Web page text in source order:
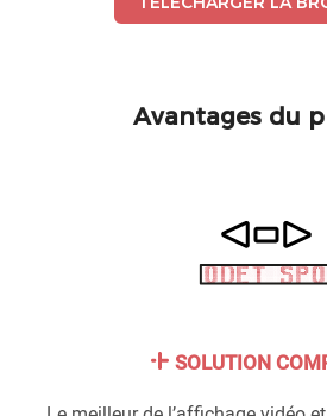
Avantages du
SOLUTION